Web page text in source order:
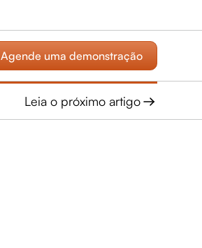
Agende uma demonstração
Leia o próximo artigo